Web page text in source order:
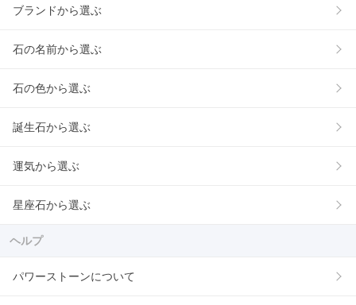
ブランドから選ぶ
石の名前から選ぶ
石の色から選ぶ
誕生石から選ぶ
運気から選ぶ
星座石から選ぶ
ヘルプ
パワーストーンについて